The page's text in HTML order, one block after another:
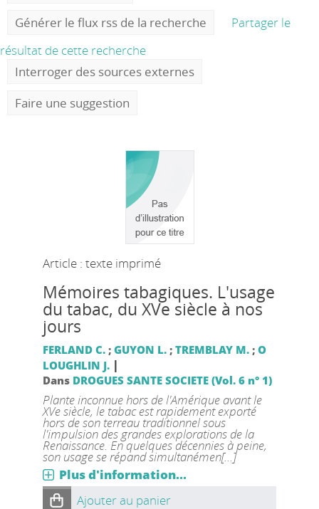
Générer le flux rss de la recherche
Partager le
résultat de cette recherche
Interroger des sources externes
Faire une suggestion
Article : texte imprimé
Mémoires tabagiques. L'usage
du tabac, du XVe siècle à nos
jours
FERLAND C.; GUYON L.; TREMBLAY M.; O
LOUGHLIN J. |
Dans DROGUES SANTE SOCIETE (Vol. 6 n° 1)
Plante inconnue hors de l'Amérique avant le
XVe siècle, le tabac est rapidement exporté
hors de son terreau traditionnel sous
l'impulsion des grandes explorations de la
Renaissance. En quelques décennies à peine,
son usage se répand simultanémen[...]
Plus d'information...
Ajouter au panier